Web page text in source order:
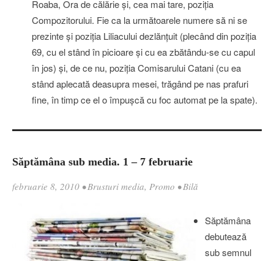
Roaba, Ora de călărie şi, cea mai tare, poziţia
Compozitorului. Fie ca la următoarele numere să ni se
prezinte şi poziţia Liliacului dezlănţuit (plecând din poziţia
69, cu el stând în picioare şi cu ea zbătându-se cu capul
în jos) şi, de ce nu, poziţia Comisarului Catani (cu ea
stând aplecată deasupra mesei, trăgând pe nas prafuri
fine, în timp ce el o împuşcă cu foc automat pe la spate).
Săptămâna sub media. 1 – 7 februarie
februarie 8, 2010 •Brusturi media, Promo •Bilă
Săptămâna
debutează
sub semnul